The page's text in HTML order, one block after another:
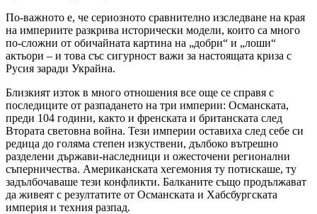
По-важното е, че сериозното сравнително изследване на края
на империите разкрива исторически модели, които са много
по-сложни от обичайната картина на „добри“ и „лоши“
актьори – и това със сигурност важи за настоящата криза с
Русия заради Украйна.
Близкият изток в много отношения все още се справя с
последиците от разпадането на три империи: Османската,
преди 104 години, както и френската и британската след
Втората световна война. Тези империи оставиха след себе си
редица до голяма степен изкуствени, дълбоко вътрешно
разделени държави-наследници и ожесточени регионални
съперничества. Американската хегемония ту потискаше, ту
задълбочаваше тези конфликти. Балканите също продължават
да живеят с резултатите от Османската и Хабсбургската
империя и техния разпад.